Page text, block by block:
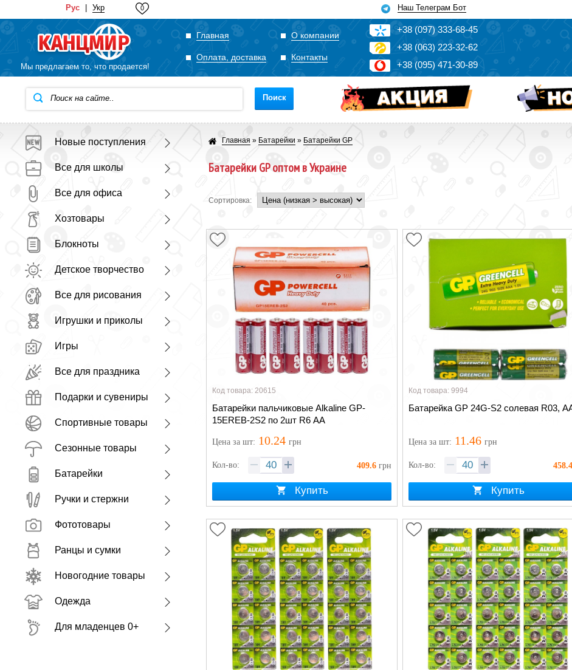
Рус Укр 0 Наш Телеграм Бот
Мы предлагаем то, что продается!
Главная О компании
Оплата, доставка Контакты
+38 (097)333-68-45
+38 (063) 223-32-62
+38 (095) 471-30-89
Поиск
Новые поступления
Все для школы
Все для офиса
Хозтовары
Блокноты
Детское творчество
Все для рисования
Игрушки и приколы
Игры
Все для праздника
Подарки и сувениры
Спортивные товары
Сезонные товары
Батарейки
Ручки и стержни
Фототовары
Ранцы и сумки
Новогодние товары
Одежда
Для младенцев 0+
Главная » Батарейки » Батарейки GP
Батарейки GP оптом в Украине
Сортировка:
Код товара: 20615
Батарейки пальчиковые Alkaline GP-
15ERЕВ-2S2 по 2шт R6 AA
Цена за шт: 10.24 грн
Кол-во: 409.6 грн
Купить
Код товара: 9994
Батарейка GP 24G-S2 солевая R03,
Ценаза шт: 11.46 грн
Кол-во: 458.4
Купить